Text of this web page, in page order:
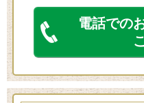
電話での